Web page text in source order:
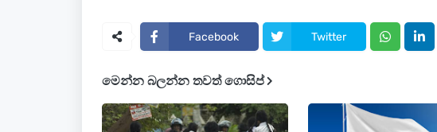
ඒ හේතුවෙන් මෙහෙයුම් තාවකාලිකව අත්හිටුවීමට
Facebook Twitter
මෙන්න බලන්න තවත් ගොසිප්